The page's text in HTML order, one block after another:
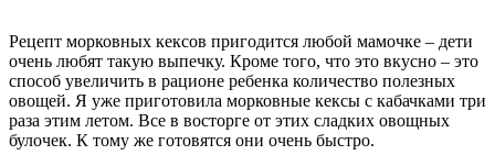
Рецепт морковных кексов пригодится любой мамочке – дети
очень любят такую выпечку. Кроме того, что это вкусно – это
способ увеличить в рационе ребенка количество полезных
овощей. Я уже приготовила морковные кексы с кабачками три
раза этим летом. Все в восторге от этих сладких овощных
булочек. К тому же готовятся они очень быстро.